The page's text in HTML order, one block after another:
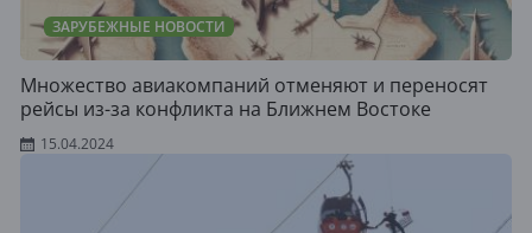
ЗАРУБЕЖНЫЕ НОВОСТИ
Множество авиакомпаний отменяют и переносят
рейсы из-за конфликта на Ближнем Востоке
15.04.2024